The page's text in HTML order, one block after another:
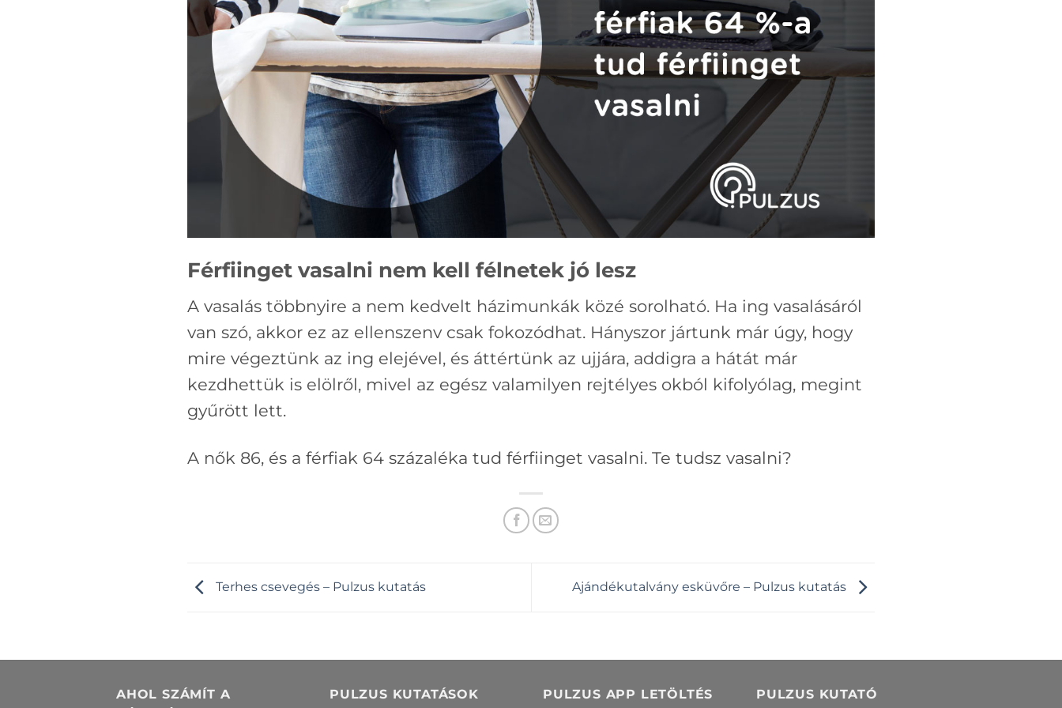
Férfiinget vasalni nem kell félnetek jó lesz
A vasalás többnyire a nem kedvelt házimunkák közé sorolható. Ha ing vasalásáról
van szó, akkor ez az ellenszenv csak fokozódhat. Hányszor jártunk már úgy, hogy
mire végeztünk az ing elejével, és áttértünk az ujjára, addigra a hátát már
kezdhettük is elölről, mivel az egész valamilyen rejtélyes okból kifolyólag, megint
gyűrött lett.
A nők 86, és a férfiak 64 százaléka tud férfiinget vasalni. Te tudsz vasalni?
Terhes csevegés – Pulzus kutatás Ajándékutalvány esküvőre – Pulzus kutatás
AHOL SZÁMÍT A
PULZUS KUTATÁSOK PULZUS APP LETÖLTÉS PULZUS KUTATÓ